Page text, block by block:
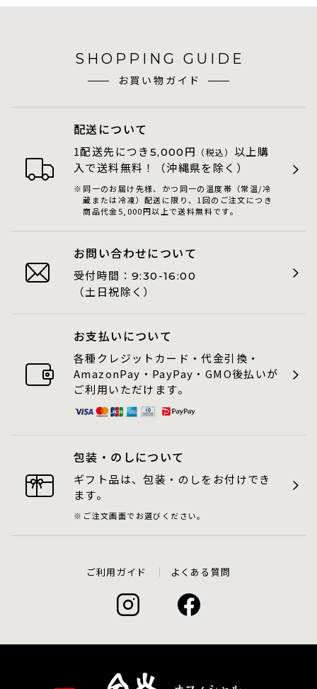
SHOPPING GUIDE
お買い物ガイド
配送について
1配送先につき 5,000 円 （税込） 以上購
入で送料無料！（沖縄県を除く）
同一のお届け先様、かつ同一の温度帯（常温/冷
蔵または冷凍）配送に限り、1回のご注文につき
商品代金5,000円以上で送料無料です。
お問い合わせについて
受付時間： 9:30-16:00
（土日祝除く）
お支払いについて
各種クレジットカード・代金引換・
AmazonPay・PayPay・GMO後払いが
ご利用いただけます。
包装・のしについて
ギフト品は、包装・のしをお付けでき
ます。
ご注文画面でお選びください。
ご利用ガイド よくある質問